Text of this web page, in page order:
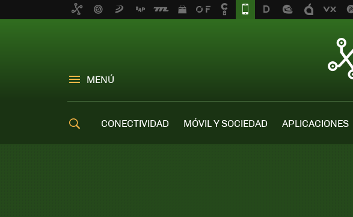
MENÚ
CONECTIVIDAD MÓVIL Y SOCIEDAD APLICACIONES